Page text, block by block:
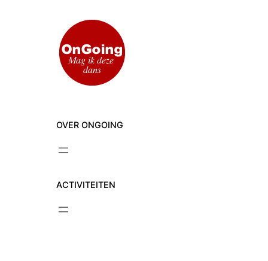
OVER ONGOING
ACTIVITEITEN